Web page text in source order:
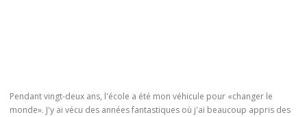
Pendant vingt-deux ans, l'école a été mon véhicule pour «changer le
monde». J'y ai vécu des années fantastiques où j'ai beaucoup appris des